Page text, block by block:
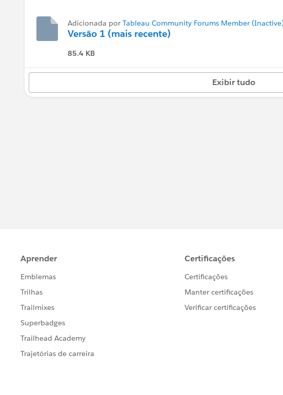
Adicionada por Tableau Community Forums Member
Versão 1 (mais recente)
85.4 KB
Exibir tudo